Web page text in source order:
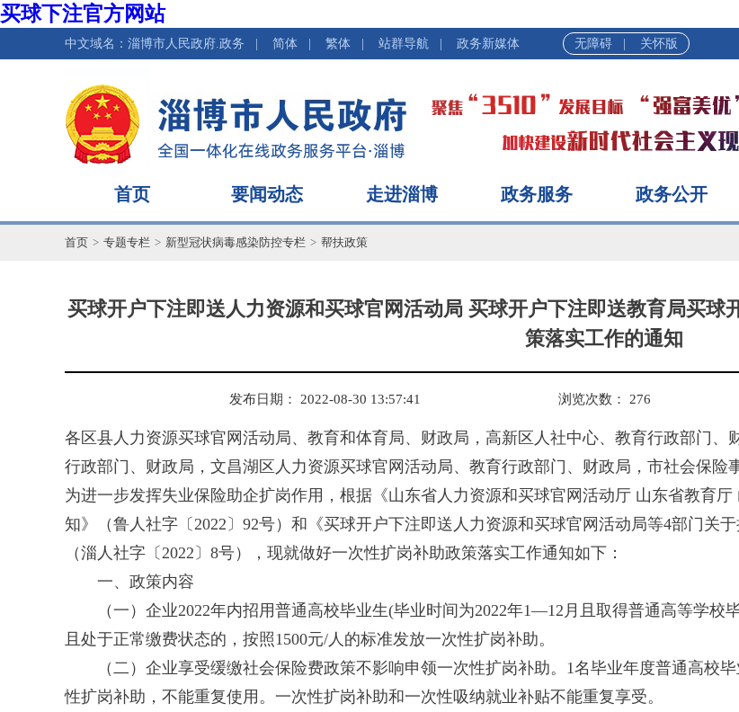
买球下注官方网站
中文域名：淄博市人民政府.政务 简体 繁体 站群导航 政务新媒体 无障碍 关怀版
首页 要闻动态 走进淄博 政务服务 政务公开
首页 > 专题专栏 > 新型冠状病毒感染防控专栏 > 帮扶政策
买球开户下注即送人力资源和买球官网活动局 买球开户下注即送教育局买
策落实工作的通知
发布日期： 2022-08-30 13:57:41 浏览次数： 276
各区县人力资源买球官网活动局、教育和体育局、财政局，高新区人社中心、教育行政部门
行政部门、财政局，文昌湖区人力资源买球官网活动局、教育行政部门、财政局，市社会保险
为进一步发挥失业保险助企扩岗作用，根据《山东省人力资源和买球官网活动厅 山东省教育
知》（鲁人社字〔2022〕92号）和《买球开户下注即送人力资源和买球官网活动局等4部门关
（淄人社字〔2022〕8号），现就做好一次性扩岗补助政策落实工作通知如下：
一、政策内容
（一）企业2022年内招用普通高校毕业生(毕业时间为2022年1—12月且取得普通高等学
且处于正常缴费状态的，按照1500元/人的标准发放一次性扩岗补助。
（二）企业享受缓缴社会保险费政策不影响申领一次性扩岗补助。1名毕业年度普通高校
性扩岗补助，不能重复使用。一次性扩岗补助和一次性吸纳就业补贴不能重复享受。